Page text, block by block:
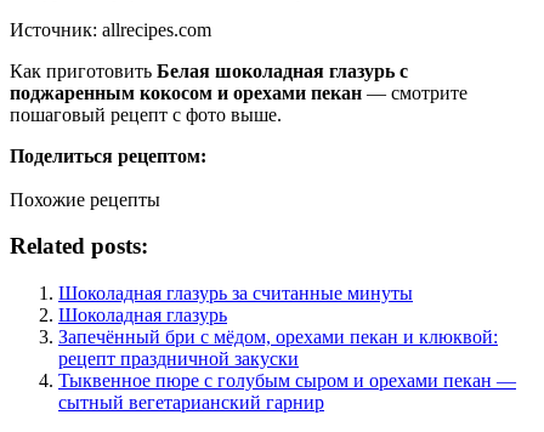
Источник: allrecipes.com
Как приготовить Белая шоколадная глазурь с
поджаренным кокосом и орехами пекан — смотрите
пошаговый рецепт с фото выше.
Поделиться рецептом:
Похожие рецепты
Related posts:
Шоколадная глазурь за считанные минуты
Шоколадная глазурь
Запечённый бри с мёдом, орехами пекан и клюквой:
рецепт праздничной закуски
Тыквенное пюре с голубым сыром и орехами пекан —
сытный вегетарианский гарнир